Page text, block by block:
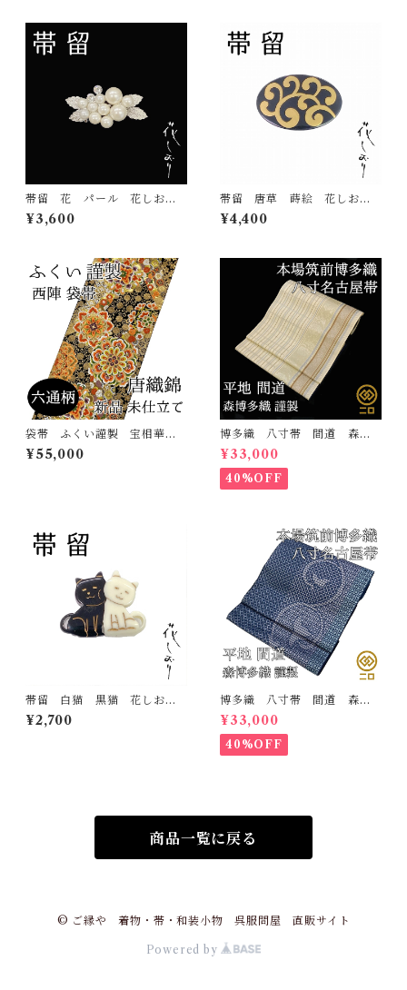
帯留 花 パール 花しお
り 大原商店 帯飾り 日本
製 和装小物
¥3,600
帯留 唐草 蒔絵 花しお
り 大原商店 帯飾り 日本
製 和装小物
¥4,400
袋帯 ふくい謹製 宝相華
菊唐草 六通柄 唐織錦 西
陣 正絹 日本製 未仕立
¥55,000
博多織 八寸帯 間道 森博
多織 正絹 日本製 未仕立
て 名古屋帯
¥33,000
40%OFF
帯留 白猫 黒猫 花しお
り 大原商店 帯飾り 日本
製 和装小物
¥2,700
博多織 八寸帯 間道 森博
多織 正絹 日本製 未仕立
て 名古屋帯
¥33,000
40%OFF
商品一覧に戻る
© ご縁や 着物・帯・和装小物 呉服問屋 直販サイト
Powered by